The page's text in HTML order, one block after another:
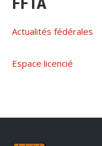
Actualités fédérales
Espace licencié